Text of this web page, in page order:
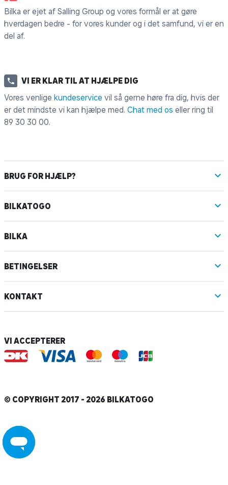
Bilka er ejet af Salling Group og vores formål er at gøre
hverdagen bedre - for vores kunder og i det samfund, vi er en
del af.
VI ER KLAR TIL AT HJÆLPE DIG
Vores venlige kundeservice vil så gerne høre fra dig, hvis der
er det mindste vi kan hjælpe med. Chat med os eller ring til
89 30 30 00.
BRUG FOR HJÆLP?
BILKATOGO
BILKA
BETINGELSER
KONTAKT
VI ACCEPTERER
© COPYRIGHT 2017 - 2026 BILKATOGO